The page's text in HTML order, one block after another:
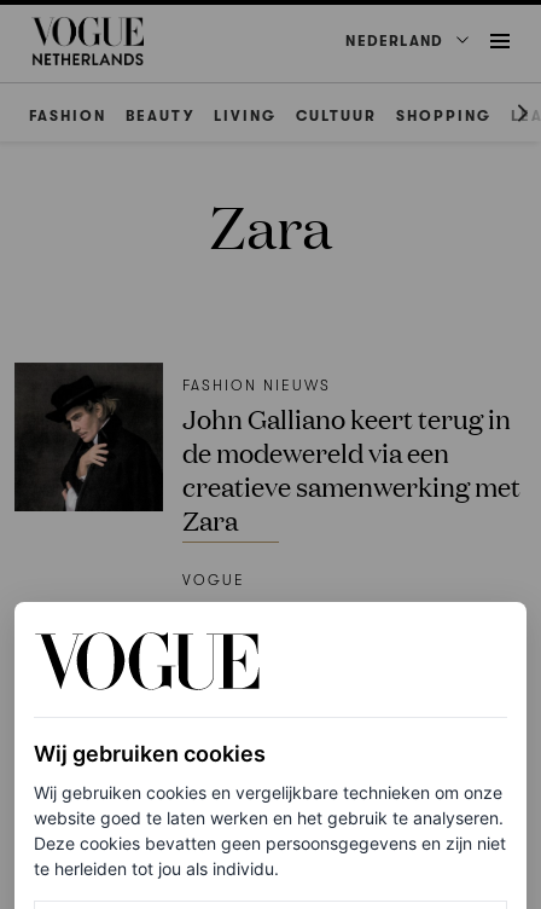
NEDERLAND
FASHION BEAUTY LIVING CULTUUR SHOPPING
Zara
FASHION NIEUWS
John Galliano keert terug in
de modewereld via een
creatieve samenwerking met
Zara
VOGUE
FASHION NIEUWS
Het verhaal achter Bad
Bunny’s Super Bowl-outfit
van Zara
CHRISTIAN ALLAIRE
PARTNERSHIP
Let’s talk sportswear: Vogue
Wij gebruiken cookies
Wij gebruiken cookies en vergelijkbare technieken om onze
website goed te laten werken en het gebruik te analyseren.
Deze cookies bevatten geen persoonsgegevens en zijn niet
te herleiden tot jou als individu.